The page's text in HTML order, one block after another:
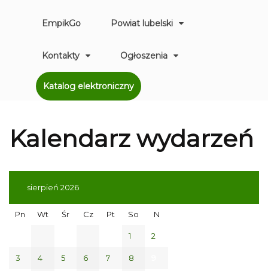
EmpikGo Powiat lubelski
Kontakty Ogłoszenia
Katalog elektroniczny
Kalendarz wydarzeń
sierpień 2026
Pn Wt Śr Cz Pt So N
1 2
3 4 5 6 7 8